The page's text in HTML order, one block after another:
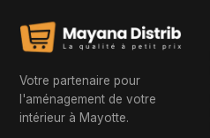
Votre partenaire pour
l'aménagement de votre
intérieur à Mayotte.